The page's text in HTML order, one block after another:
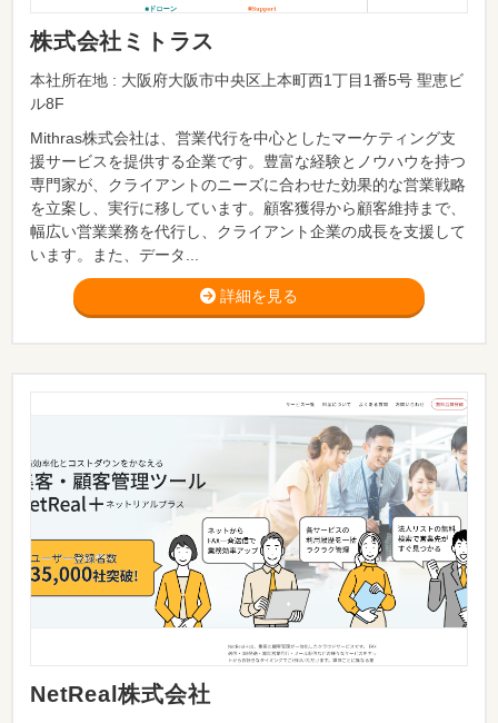
株式会社ミトラス
本社所在地 : 大阪府大阪市中央区上本町西1丁目1番5号 聖恵ビ
ル8F
Mithras株式会社は、営業代行を中心としたマーケティング支
援サービスを提供する企業です。豊富な経験とノウハウを持つ
専門家が、クライアントのニーズに合わせた効果的な営業戦略
を立案し、実行に移しています。顧客獲得から顧客維持まで、
幅広い営業業務を代行し、クライアント企業の成長を支援して
います。また、データ...
詳細を見る
NetReal株式会社